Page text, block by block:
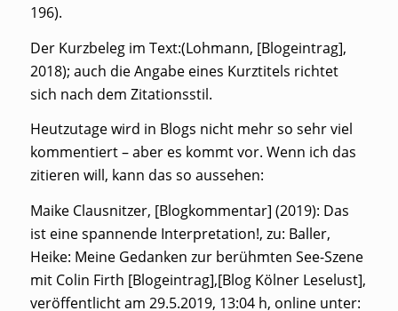
196).
Der Kurzbeleg im Text:(Lohmann, [Blogeintrag],
2018); auch die Angabe eines Kurztitels richtet
sich nach dem Zitationsstil.
Heutzutage wird in Blogs nicht mehr so sehr viel
kommentiert – aber es kommt vor. Wenn ich das
zitieren will, kann das so aussehen:
Maike Clausnitzer, [Blogkommentar] (2019): Das
ist eine spannende Interpretation!, zu: Baller,
Heike: Meine Gedanken zur berühmten See-Szene
mit Colin Firth [Blogeintrag],[Blog Kölner Leselust],
veröffentlicht am 29.5.2019, 13:04 h, online unter: